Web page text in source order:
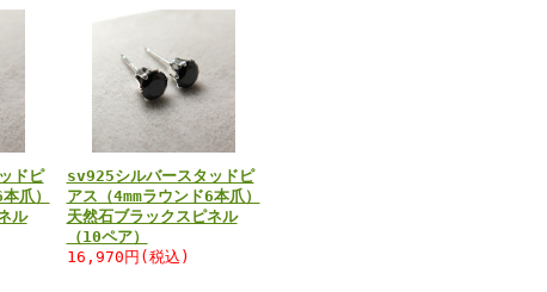
ドピ
爪）
ル
sv925シルバースタッドピ
アス（4mmラウンド6本爪）
天然石ブラックスピネル
（10ペア）
16,970円(税込)